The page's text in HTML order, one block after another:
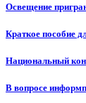
Освещение
Краткое пособие
Национальный
В вопросе